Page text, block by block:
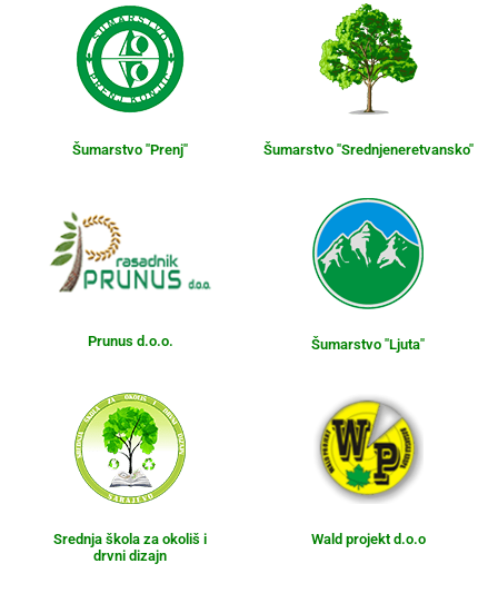
Šumarstvo "Prenj" Šumarstvo "Srednjeneretvansko"
Prunus d.o.o. Šumarstvo "Ljuta"
Srednja škola za okoliš i
drvni dizajn
Wald projekt d.o.o